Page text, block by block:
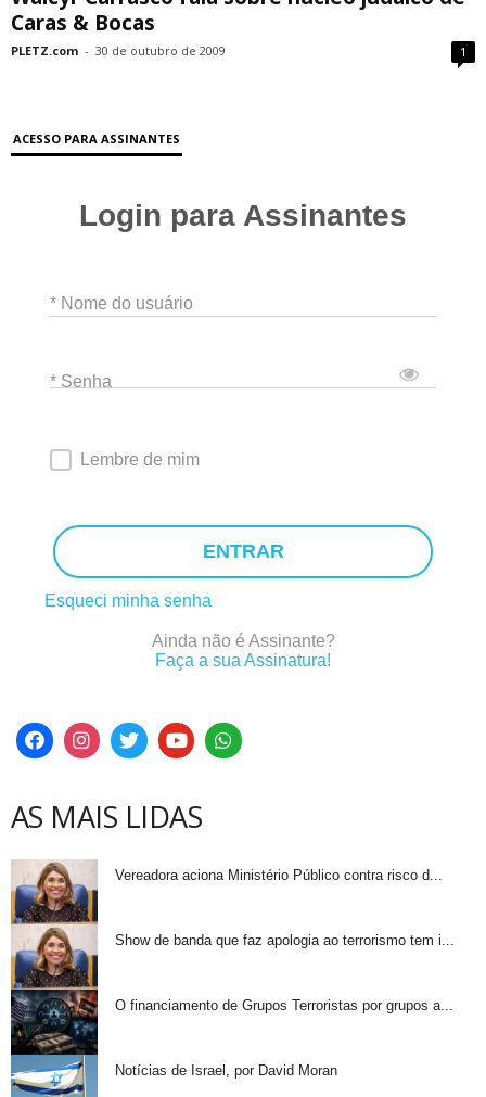
Caras & Bocas
PLETZ.com - 30 de outubro de 2009 1
ACESSO PARA ASSINANTES
Login para Assinantes
* Nome do usuário
* Senha
Lembre de mim
ENTRAR
Esqueci minha senha
Ainda não é Assinante?
Faça a sua Assinatura!
AS MAIS LIDAS
Vereadora aciona Ministério Público contra risco d...
Show de banda que faz apologia ao terrorismo tem i...
O financiamento de Grupos Terroristas por grupos a...
Notícias de Israel, por David Moran